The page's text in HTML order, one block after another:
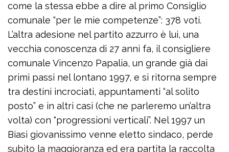
come la stessa ebbe a dire al primo Consiglio
comunale “per le mie competenze”: 378 voti.
L’altra adesione nel partito azzurro è lui, una
vecchia conoscenza di 27 anni fa, il consigliere
comunale Vincenzo Papalia, un grande già dai
primi passi nel lontano 1997, e si ritorna sempre
tra destini incrociati, appuntamenti “al solito
posto” e in altri casi (che ne parleremo un’altra
volta) con “progressioni verticali”. Nel 1997 un
Biasi giovanissimo venne eletto sindaco, perde
subito la maggioranza ed era partita la raccolta